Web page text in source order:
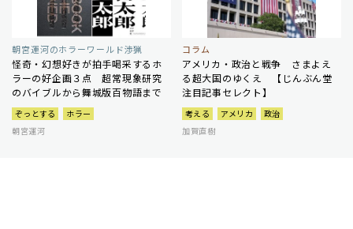
朝宮運河のホラーワールド渉猟
怪奇・幻想好きが拍手喝采するホ
ラーの好企画３点 超常現象研究
のバイブルから舞城版百物語まで
ぞっとする
ホラー
朝宮運河
コラム
アメリカ・政治と戦争 さまよえ
る超大国のゆくえ 【じんぶん堂
注目記事セレクト】
考える アメリカ
政治
加賀直樹